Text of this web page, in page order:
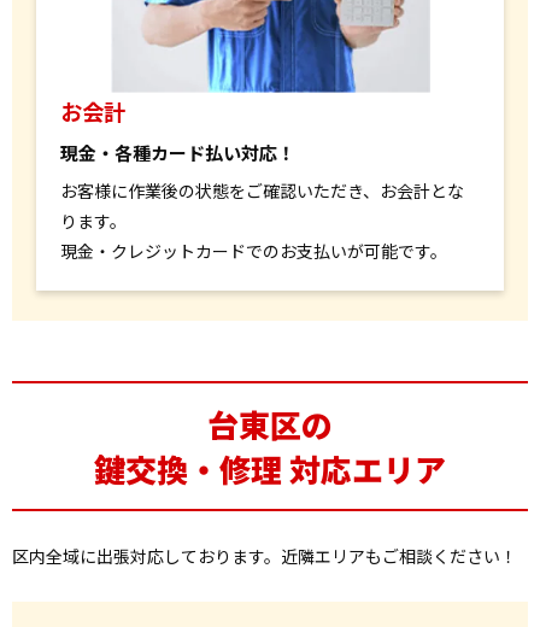
お会計
現金・各種カード払い対応！
お客様に作業後の状態をご確認いただき、お会計とな
ります。
現金・クレジットカードでのお支払いが可能です。
台東区の
鍵交換・修理 対応エリア
区内全域に出張対応しております。近隣エリアもご相談ください！